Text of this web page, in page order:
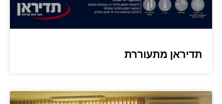
תדיראן מתעוררת